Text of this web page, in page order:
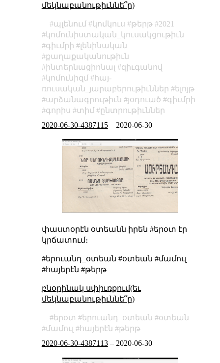
մեկնաբանութիւննե՞ր)
պլենում կոմկուս թերթ
2021
կոմունիստական_կուսակցութիւն
գիւմրի
լենինական
քաղաքականութիւն
ինտերնացիոնալ
զիւգանով
կոմունիզմ
հայ-
ռուսական_յարաբերութիւններ
ելոյթ
արձանագրութիւն
յօդուած
գիւմրի
գորիս
տիմ
ընտրութիւններ
2020-06-30-4387115– 2020-06-30
փաստօրէն օտեանն իրեն #երօտ էր
կրճատում։
#երուանդ_օտեան #օտեան #մամուլ
#հայերէն #թերթ
բնօրինակ սփիւռքում(եւ
մեկնաբանութիւննե՞ր)
երօտ երուանդ_օտեան
օտեան
մամուլ
հայերէն
թերթ
2020-06-30-4387113– 2020-06-30